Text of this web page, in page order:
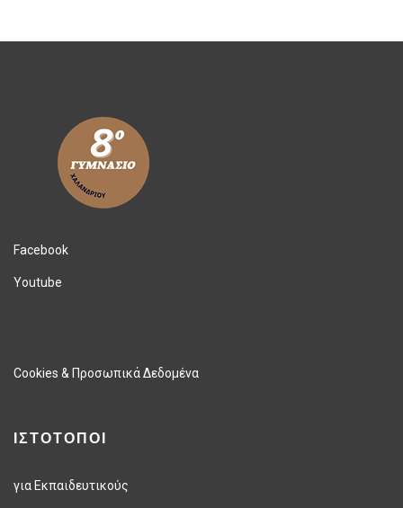
Facebook
Youtube
Cookies & Προσωπικά Δεδομένα
ΙΣΤΟΤΟΠΟΙ
για Εκπαιδευτικούς